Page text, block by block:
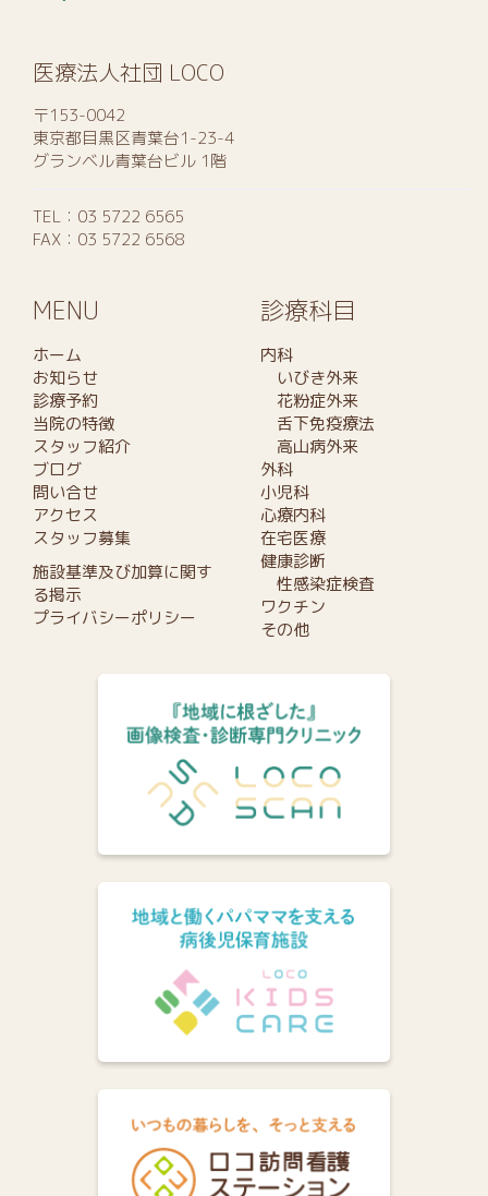
医療法人社団 LOCO
〒153-0042
東京都目黒区青葉台1-23-4
グランベル青葉台ビル 1階
TEL： 03 5722 6565
FAX：03 5722 6568
MENU
ホーム
お知らせ
診療予約
当院の特徴
スタッフ紹介
ブログ
問い合せ
アクセス
スタッフ募集
施設基準及び加算に関す
る掲示
プライバシーポリシー
診療科目
内科
いびき外来
花粉症外来
舌下免疫療法
高山病外来
外科
小児科
心療内科
在宅医療
健康診断
性感染症検査
ワクチン
その他